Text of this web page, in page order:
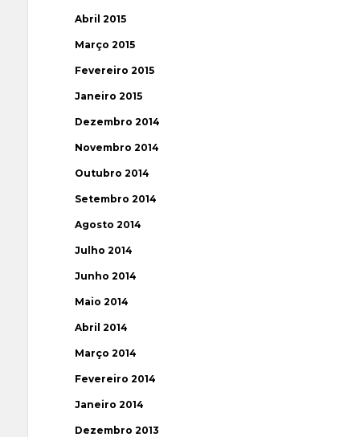
Abril 2015
Março 2015
Fevereiro 2015
Janeiro 2015
Dezembro 2014
Novembro 2014
Outubro 2014
Setembro 2014
Agosto 2014
Julho 2014
Junho 2014
Maio 2014
Abril 2014
Março 2014
Fevereiro 2014
Janeiro 2014
Dezembro 2013